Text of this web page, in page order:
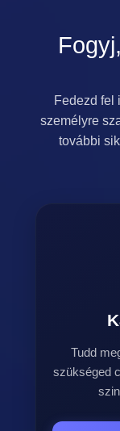
Fedezd fel
személyre
további
Tudd
szükséged